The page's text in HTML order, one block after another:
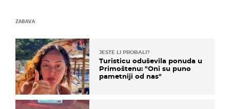
ZABAVA
JESTE LI PROBALI?
Turisticu oduševila ponuda u
Primoštenu: "Oni su puno
pametniji od nas"